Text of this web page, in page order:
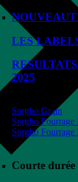
LES
2025
Sorgho Grain
Sorgho Fourrage
Sorgho
Courte durée